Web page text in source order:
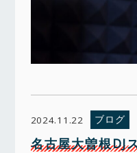
2024.11.22 ブログ
名古屋大曽根DJ